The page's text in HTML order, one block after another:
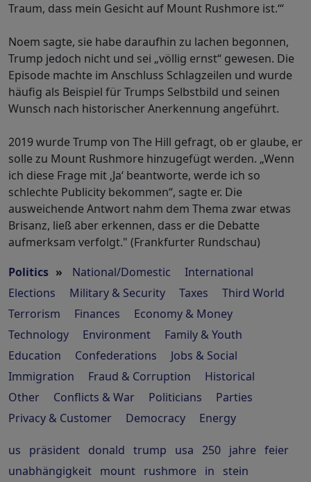
Traum, dass mein Gesicht auf Mount Rushmore ist.‘“
Noem sagte, sie habe daraufhin zu lachen begonnen,
Trump jedoch nicht und sei „völlig ernst“ gewesen. Die
Episode machte im Anschluss Schlagzeilen und wurde
häufig als Beispiel für Trumps Selbstbild und seinen
Wunsch nach historischer Anerkennung angeführt.
2019 wurde Trump von The Hill gefragt, ob er glaube, er
solle zu Mount Rushmore hinzugefügt werden. „Wenn
ich diese Frage mit ‚Ja‘ beantworte, werde ich so
schlechte Publicity bekommen“, sagte er. Die
ausweichende Antwort nahm dem Thema zwar etwas
Brisanz, ließ aber erkennen, dass er die Debatte
aufmerksam verfolgt." (Frankfurter Rundschau)
Politics » National/Domestic
International
Elections
Military & Security Taxes
Third World
Terrorism
Finances
Economy & Money
Technology
Environment
Family & Youth
Education
Confederations
Jobs & Social
Immigration
Fraud & Corruption
Historical
Other
Conflicts & War Politicians
Parties
Privacy & Customer
Democracy Energy
us präsident donald trump usa 250 jahre feier
unabhängigkeit mount rushmore in stein